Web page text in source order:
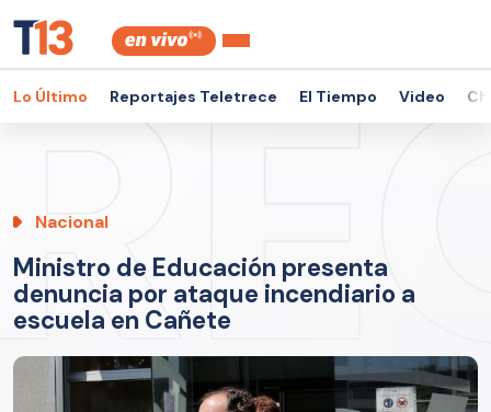
Lo Último Reportajes Teletrece El Tiempo Video
Nacional
Ministro de Educación presenta
denuncia por ataque incendiario a
escuela en Cañete